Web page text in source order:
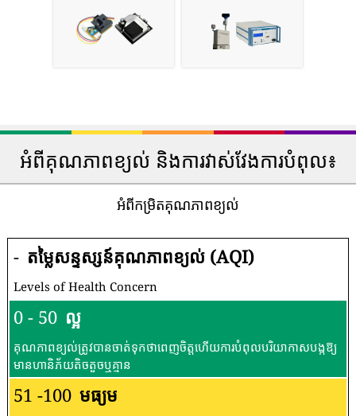
អំពីគុណភាពខ្យល់ និងការវាស់វែងការបំពុល៖
អំពីកម្រិតគុណភាពខ្យល់
- តម្លៃសន្ទស្សន៍គុណភាពខ្យល់ (AQI)
Levels of Health Concern
0 - 50 ល្អ
គុណភាពខ្យល់ត្រូវបានចាត់ទុកថាពេញចិត្តហើយការបំពុលបរិយាកាសបង្កឱ្យ
មានហានិភ័យតិចតួចឬគ្មាន
51 -100 មធ្យម